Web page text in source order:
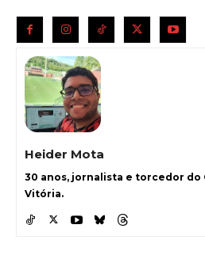
Heider Mota
30 anos, jornalista e torcedor do
Vitória.